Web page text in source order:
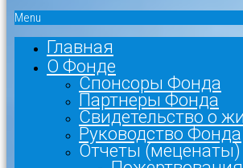
Menu
Главная
О Фонде
Спонсоры Фонда
Партнеры Фонда
Свидетельство о
Руководство Фонда
Отчеты (меценаты)